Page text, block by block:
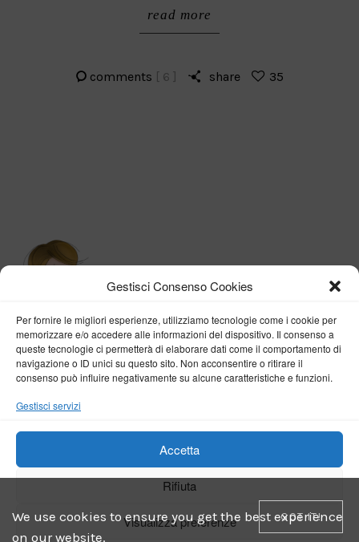
Gestisci Consenso Cookies
Per fornire le migliori esperienze, utilizziamo tecnologie come i cookie per
memorizzare e/o accedere alle informazioni del dispositivo. Il consenso a
queste tecnologie ci permetterà di elaborare dati come il comportamento di
navigazione o ID unici su questo sito. Non acconsentire o ritirare il
consenso può influire negativamente su alcune caratteristiche e funzioni.
Gestisci servizi
Accetta
Rifiuta
Visualizza preferenze
read more
comments [ 6 ] share 35
BY VERONICA D'ONOFRIO
Veronica D'Onofrio
GOT IT!
We use cookies to ensure you get the best experience
on our website.